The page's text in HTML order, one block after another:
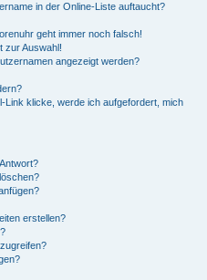
in der Online-Liste auftaucht?
geht immer noch falsch!
zur Auswahl!
angezeigt werden?
Link klicke, werde ich aufgefordert, mich
erstellen?